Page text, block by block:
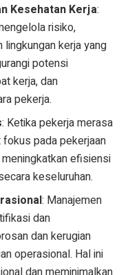
Kesehatan Kerja:
risiko,
kerja yang
potensi
kerja, dan
pekerja.
: Ketika pekerja merasa
pada pekerjaan
efisiensi
keseluruhan.
: Manajemen
dan
dan kerugian
operasional. Hal ini